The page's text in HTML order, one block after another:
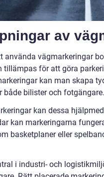
av
använda vägmarkeringar
tillämpas för att göra
kan man skapa
både bilister och fotgängare.
kan dessa
kan markeringarna
basketplaner eller
i industri- och